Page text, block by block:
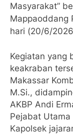
Masyarakat”
Mappaoddang
hari (20/6/
Kegiatan yang
keakraban
Makassar
M.Si.,
AKBP Andi
Pejabat Utama
Kapolsek